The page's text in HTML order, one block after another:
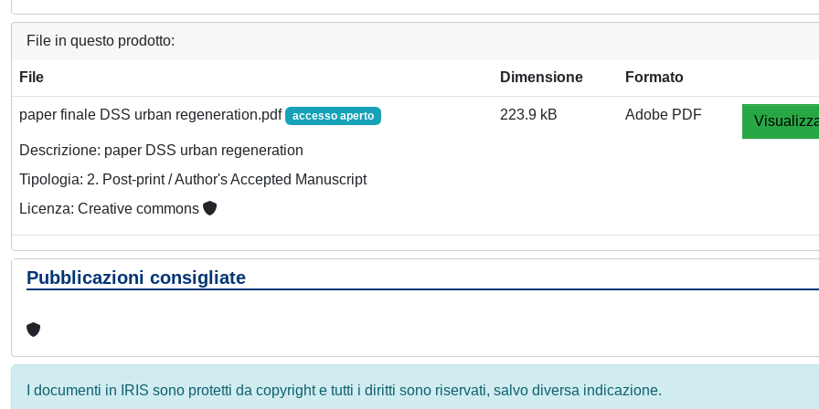
File in questo prodotto:
File Dimensione Formato
paper finale DSS urban regeneration.pdf accesso aperto
Descrizione: paper DSS urban regeneration
Tipologia: 2. Post-print / Author's Accepted Manuscript
Licenza: Creative commons
223.9 kB Adobe PDF
Pubblicazioni consigliate
I documenti in IRIS sono protetti da copyright e tutti i diritti sono riservati, salvo diversa indicazione.